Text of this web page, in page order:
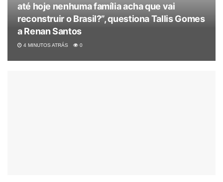
até hoje nenhuma família acha que vai
reconstruir o Brasil?”, questiona Tallis Gomes
a Renan Santos
4 MINUTOS ATRÁS 0